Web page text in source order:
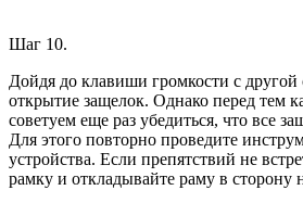
Шаг 10.
Дойдя до клавиши громкости с
открытие защелок. Однако перед тем
советуем еще раз убедиться, что все
Для этого повторно проведите
устройства. Если препятствий не
рамку и откладывайте раму в сторону